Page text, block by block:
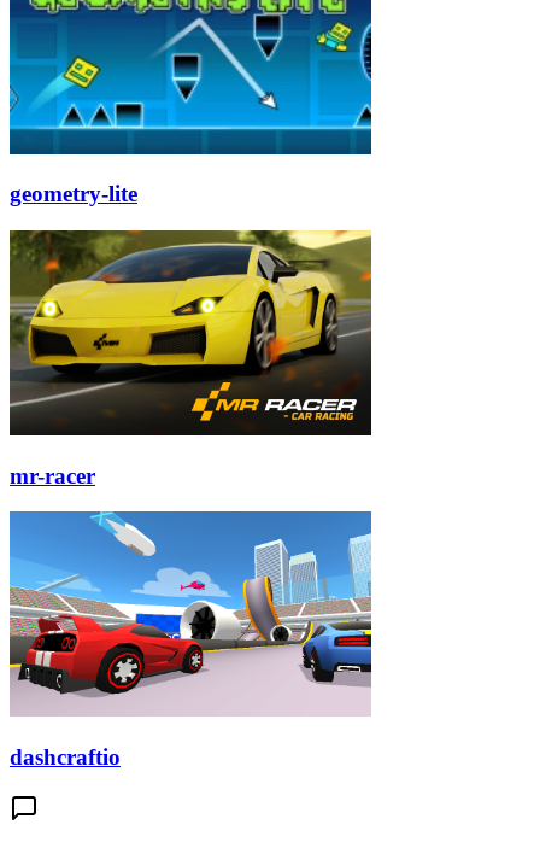
geometry-lite
mr-racer
dashcraftio